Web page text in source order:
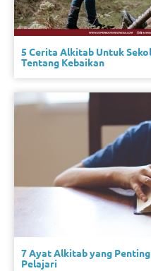
5 Cerita Alkitab Untuk
Tentang Kebaikan
7 Ayat Alkitab yang
Pelajari